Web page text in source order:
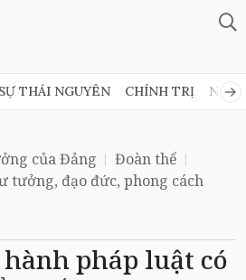
THÁI NGUYÊN CHÍNH TRỊ NGHỊ
của Đảng
Đoàn thể
tưởng, đạo đức, phong cách
pháp luật có